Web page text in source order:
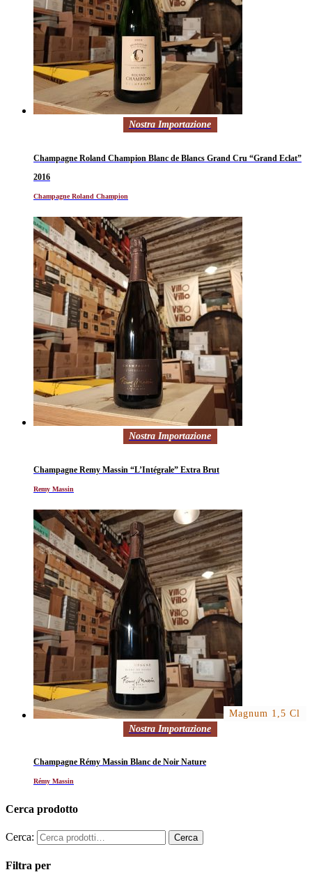
Nostra Importazione
Champagne Roland Champion Blanc de Blancs Grand Cru “Grand Eclat”
2016
Champagne Roland Champion
Nostra Importazione
Champagne Remy Massin “L’Intégrale” Extra Brut
Remy Massin
Magnum 1,5 Cl
Nostra Importazione
Champagne Rémy Massin Blanc de Noir Nature
Rémy Massin
Cerca prodotto
Cerca:
Filtra per